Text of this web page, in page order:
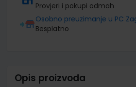
Provjeri i pokupi odmah
Osobno preuzimanje u PC
Besplatno
Opis proizvoda